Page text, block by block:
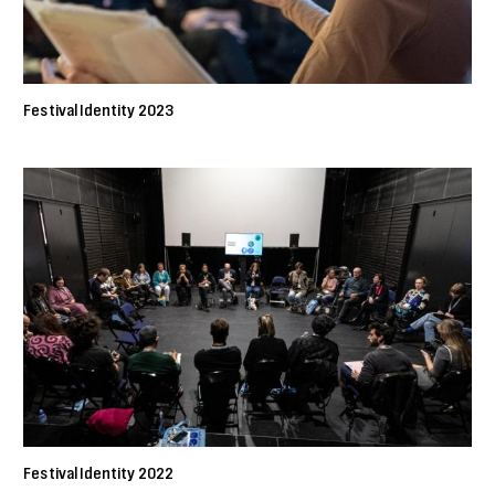
Festival Identity 2023
Festival Identity 2022